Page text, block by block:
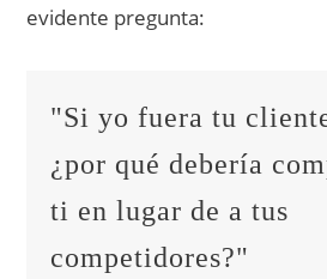
evidente pregunta:
"Si yo fuera tu
¿por qué debería
ti en lugar de a tus
competidores?"